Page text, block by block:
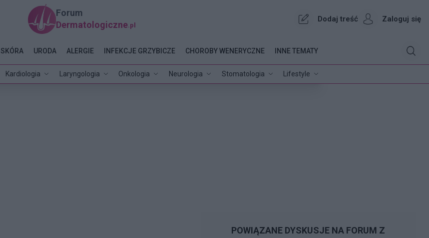
Forum
Dermatologiczne .pl
Dodaj treść Zaloguj się
Kardiologia Laryngologia Onkologia Neurologia Stomatologia Lifestyle
SKÓRA URODA ALERGIE INFEKCJE GRZYBICZE CHOROBY WENERYCZNE INNE TEMATY
POWIĄZANE DYSKUSJE NA FORUM Z